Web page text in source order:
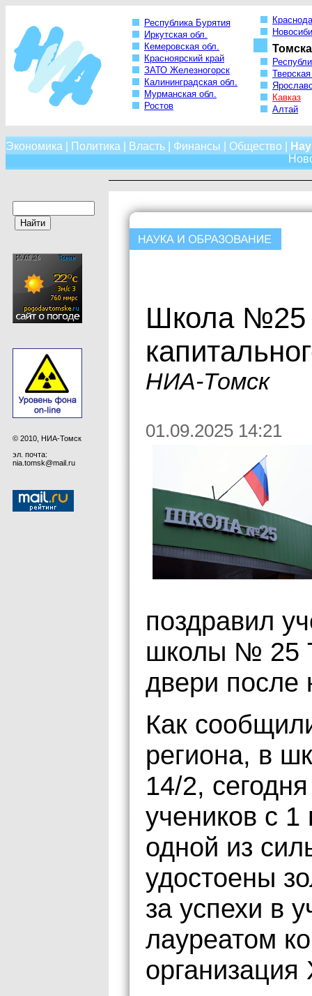
Республика Бурятия
Иркутская обл.
Кемеровская обл.
Красноярский край
ЗАТО Железногорск
Калининградская обл.
Мурманская обл.
Ростов
Кавказ
Алтай
Экономика Политика Власть Финансы Общество
© 2010, НИА-Томск
эл. почта:
nia.tomsk@mail.ru
Школа №25
НИА-Томск
01.09.2025 14:21
поздравил
школы № 25
двери после
Как
региона, в
14/2,
учеников с
одной из
удостоены
за успехи в
лауреатом
организация